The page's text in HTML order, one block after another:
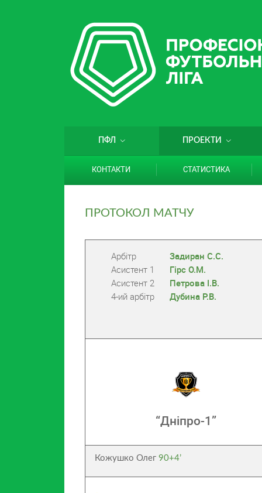
ПФЛ ПРОЕКТИ
КОНТАКТИ СТАТИСТИКА
ПРОТОКОЛ МАТЧУ
Арбітр
Задиран С.С.
Асистент 1
Гірс О.М.
Асистент 2
Петрова І.В.
4-ий арбітр
Дубина Р.В.
“Дніпро-1”
Кожушко Олег90+4’